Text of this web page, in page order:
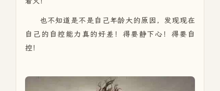
也不知道是不是自己年龄大的原因，发现现在
自己的自控能力真的好差！得要静下心！得要自
控！